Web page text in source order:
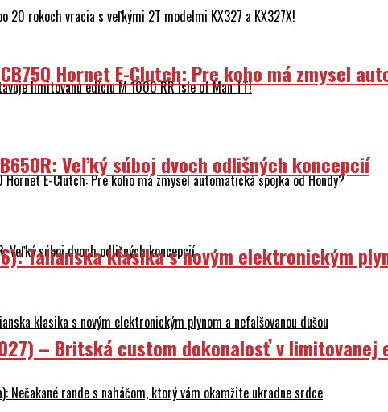
po 20 rokoch vracia s veľkými 2T modelmi KX327 a KX327X!
limitovanú edíciu M 1000 RR Isle of Man TT!
Hornet E-Clutch: Pre koho má zmysel automatická spojka od Hondy?
Veľký súboj dvoch odlišných koncepcií
klasika s novým elektronickým plynom a nefalšovanou dušou
Nečakané rande s naháčom, ktorý vám okamžite ukradne srdce
CB750 Hornet E-Clutch: Pre koho má zmysel
Veľký súboj dvoch odlišných koncepcií
Talianska klasika s novým elektronickým
– Britská custom dokonalosť v limitovanej